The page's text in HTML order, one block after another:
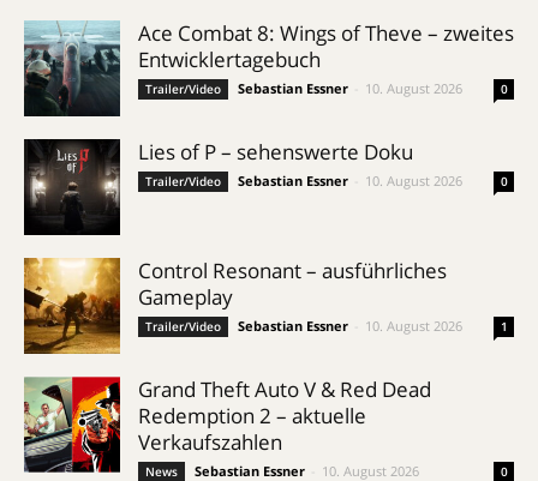
Ace Combat 8: Wings of Theve – zweites
Entwicklertagebuch
Trailer/Video Sebastian Essner 10. August 2026 0
Lies of P – sehenswerte Doku
Trailer/Video Sebastian Essner 10. August 2026 0
Control Resonant – ausführliches
Gameplay
Trailer/Video Sebastian Essner 10. August 2026 1
Grand Theft Auto V & Red Dead
Redemption 2 – aktuelle
Verkaufszahlen
News Sebastian Essner 10. August 2026 0